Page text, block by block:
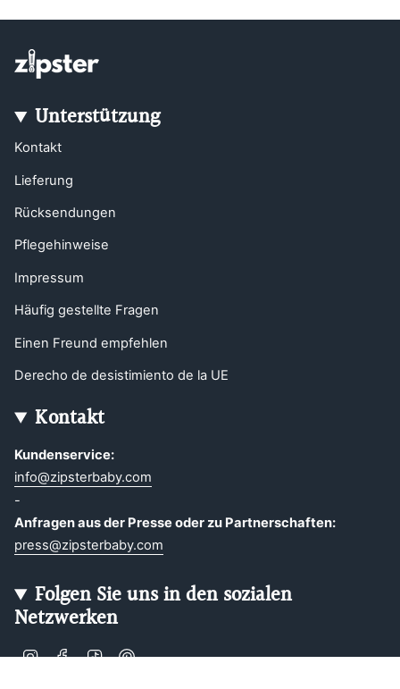
Unterstützung
Kontakt
Lieferung
Rücksendungen
Pflegehinweise
Impressum
Häufig gestellte Fragen
Einen Freund empfehlen
Derecho de desistimiento de la UE
Kontakt
Kundenservice:
info@zipsterbaby.com
-
Anfragen aus der Presse oder zu Partnerschaften:
press@zipsterbaby.com
Folgen Sie uns in den sozialen
Netzwerken
InstagramFacebook
TikTokPinterest